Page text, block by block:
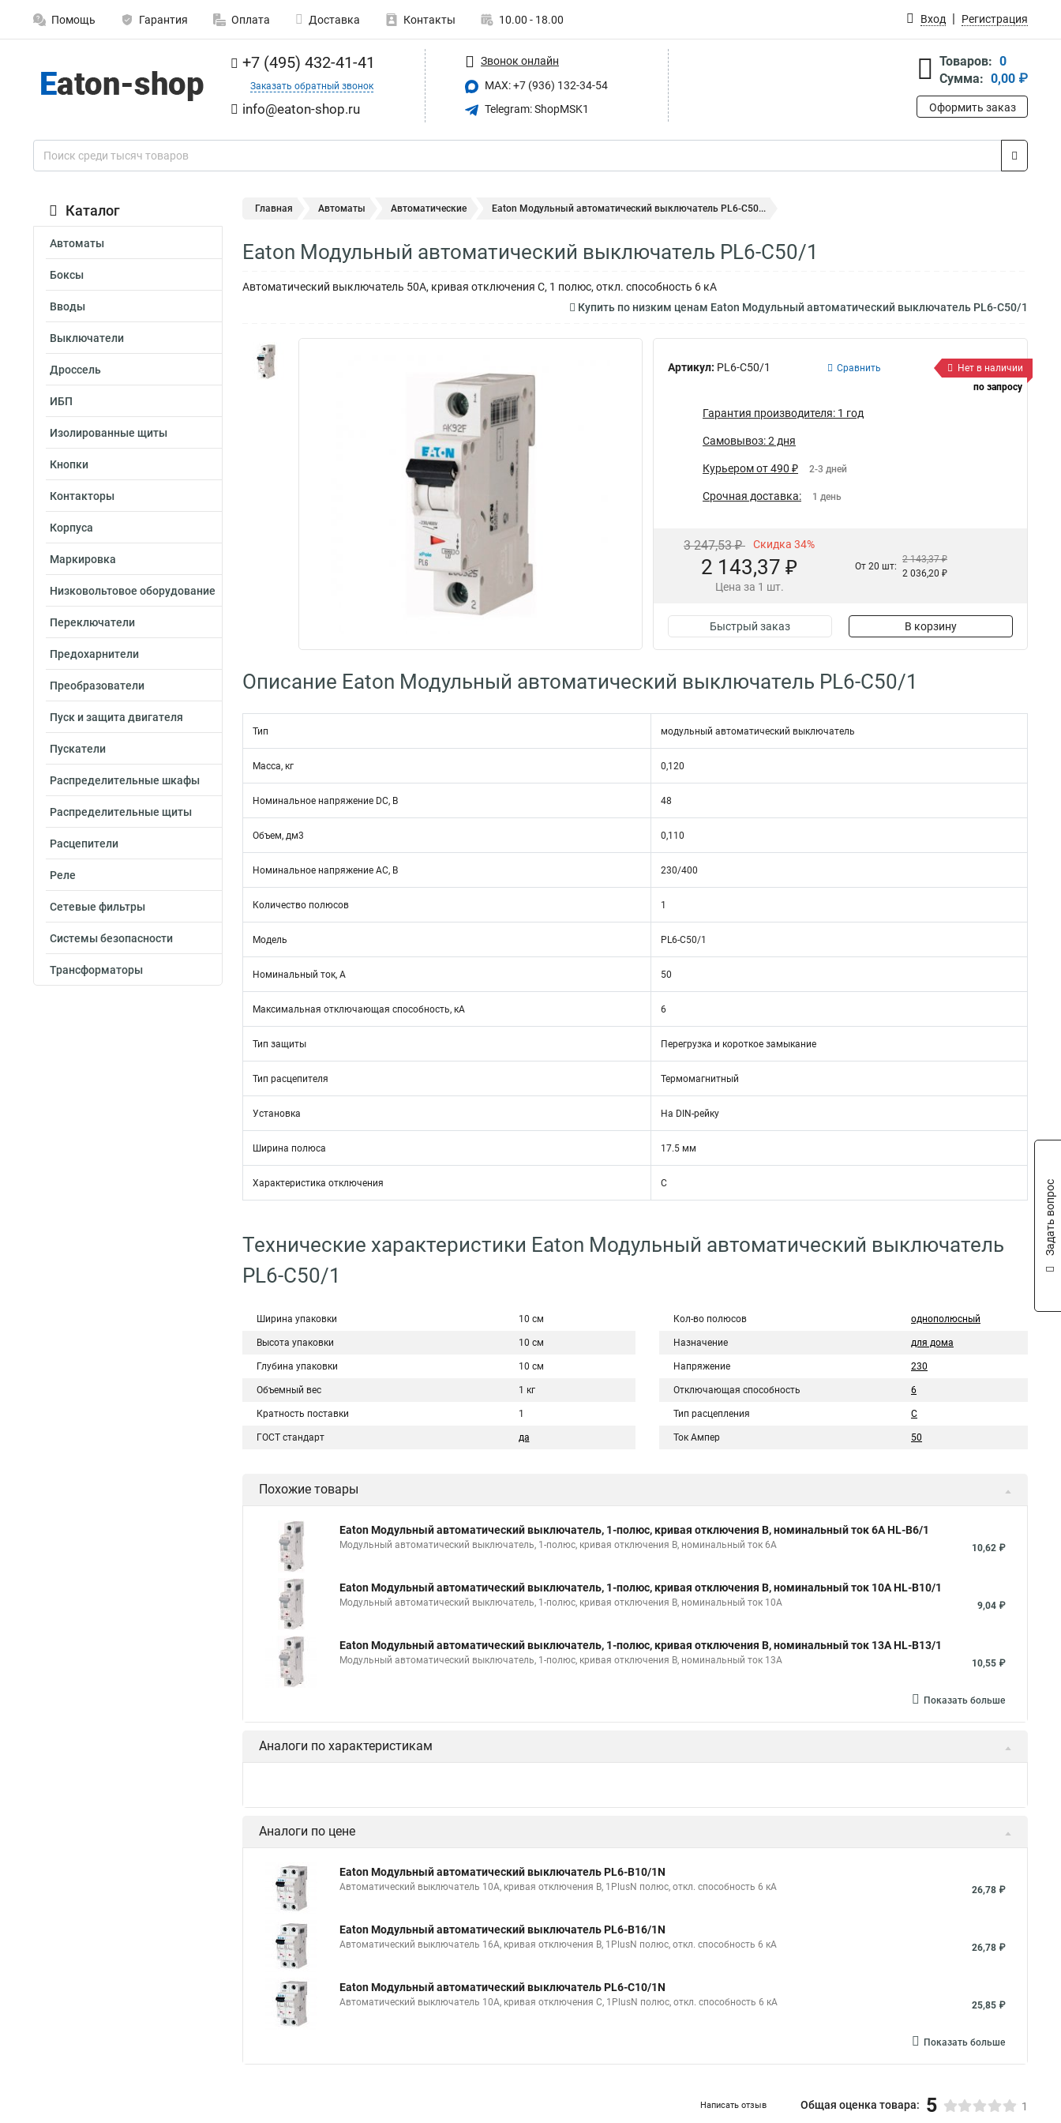
Помощь Гарантия Оплата Доставка Контакты 10.00 - 18.00 Вход Регистрация
+7 (495) 432-41-41
Заказать обратный звонок
info@eaton-shop.ru
Звонок онлайн
MAX: +7 (936) 132-34-54
Telegram: ShopMSK1
Товаров: 0
Сумма: 0,00 ₽
Оформить заказ
Каталог
Автоматы
Боксы
Вводы
Выключатели
Дроссель
ИБП
Изолированные щиты
Кнопки
Контакторы
Корпуса
Маркировка
Низковольтовое оборудование
Переключатели
Предохарнители
Преобразователи
Пуск и защита двигателя
Пускатели
Распределительные шкафы
Распределительные щиты
Расцепители
Реле
Сетевые фильтры
Системы безопасности
Трансформаторы
Главная Автоматы Автоматические Eaton Модульный автоматический выключатель PL6-C50...
Eaton Модульный автоматический выключатель PL6-C50/1
Автоматический выключатель 50А, кривая отключения С, 1 полюс, откл. способность 6 кА
Купить по низким ценам Eaton Модульный автоматический выключатель PL6-C50/1
Артикул: PL6-C50/1 Сравнить
Нет в наличии
по запросу
Гарантия производителя: 1 год
Самовывоз: 2 дня
Курьером от 490 ₽ 2-3 дней
Срочная доставка: 1 день
3 247,53 ₽ Скидка 34%
2 143,37 ₽
Цена за 1 шт.
От 20 шт:
2 143,37 ₽
2 036,20 ₽
Быстрый заказ В корзину
Описание Eaton Модульный автоматический выключатель PL6-C50/1
Тип модульный автоматический выключатель
Масса, кг 0,120
Номинальное напряжение DC, В 48
Объем, дм3 0,110
Номинальное напряжение АС, В 230/400
Количество полюсов 1
Модель PL6-C50/1
Номинальный ток, А 50
Максимальная отключающая способность, кА 6
Тип защиты Перегрузка и короткое замыкание
Тип расцепителя Термомагнитный
Установка На DIN-рейку
Ширина полюса 17.5 мм
Характеристика отключения C
Технические характеристики Eaton Модульный автоматический выключатель
PL6-C50/1
Ширина упаковки 10 см
Высота упаковки 10 см
Глубина упаковки 10 см
Объемный вес 1 кг
Кратность поставки 1
ГОСТ стандарт да
Кол-во полюсов однополюсный
Назначение для дома
Напряжение 230
Отключающая способность 6
Тип расцепления C
Ток Ампер 50
Похожие товары
Eaton Модульный автоматический выключатель, 1-полюс, кривая отключения B, номинальный ток 6А HL-B6/1
Модульный автоматический выключатель, 1-полюс, кривая отключения B, номинальный ток 6А 10,62 ₽
Eaton Модульный автоматический выключатель, 1-полюс, кривая отключения B, номинальный ток 10А HL-B10/1
Модульный автоматический выключатель, 1-полюс, кривая отключения B, номинальный ток 10А 9,04 ₽
Eaton Модульный автоматический выключатель, 1-полюс, кривая отключения B, номинальный ток 13А HL-B13/1
Модульный автоматический выключатель, 1-полюс, кривая отключения B, номинальный ток 13А 10,55 ₽
Показать больше
Аналоги по характеристикам
Аналоги по цене
Eaton Модульный автоматический выключатель PL6-B10/1N
Автоматический выключатель 10А, кривая отключения B, 1PlusN полюс, откл. способность 6 кА 26,78 ₽
Eaton Модульный автоматический выключатель PL6-B16/1N
Автоматический выключатель 16А, кривая отключения B, 1PlusN полюс, откл. способность 6 кА 26,78 ₽
Eaton Модульный автоматический выключатель PL6-C10/1N
Автоматический выключатель 10А, кривая отключения С, 1PlusN полюс, откл. способность 6 кА 25,85 ₽
Показать больше
Написать отзыв Общая оценка товара: 5 1
Задать вопрос